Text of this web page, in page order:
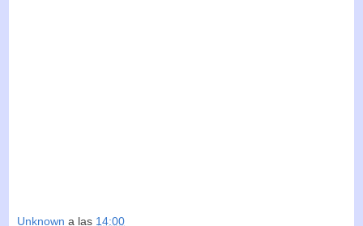
Unknown a las 14:00